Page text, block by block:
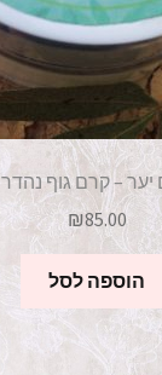
– קרם גוף נהדר
₪85.00
הוספה לסל